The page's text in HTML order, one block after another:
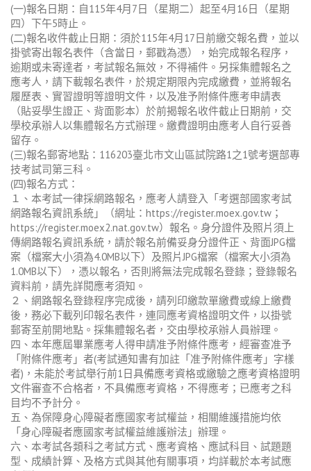
(一)報名日期：自115年4月7日（星期二）起至4月16日（星期
四）下午5時止。
(二)報名收件截止日期：須於115年4月17日前繳交報名費，並以
掛號寄出報名表件（含當日，郵戳為憑），始完成報名程序，
逾期或未寄達者，考試報名無效，不得補件。另採集體報名之
應考人，請下載報名表件，於規定期限內完成繳費，並將報名
履歷表、實習證明等證明文件，以及准予附條件應考申請表
（貼妥學生證正、背面影本）於前揭報名收件截止日期前，交
學校承辦人以集體報名方式辦理。繳費證明由應考人自行妥善
留存。
(三)報名郵寄地點：116203臺北市文山區試院路1之1號考選部專
技考試司第三科。
(四)報名方式：
１、本考試一律採網路報名，應考人請登入「考選部國家考試
網路報名資訊系統」（網址：https://register.moex.gov.tw；
https://register.moex2.nat.gov.tw）報名。身分證件及照片須上
傳網路報名資訊系統，請於報名前備妥身分證件正、背面JPG檔
案（檔案大小須為4.0MB以下）及照片JPG檔案（檔案大小須為
1.0MB以下），憑以報名，否則將無法完成報名登錄；登錄報名
資料前，請先詳閱應考須知。
２、網路報名登錄程序完成後，請列印繳款單繳費或線上繳費
後，務必下載列印報名表件，連同應考資格證明文件，以掛號
郵寄至前開地點。採集體報名者，交由學校承辦人員辦理。
四、本年應屆畢業應考人得申請准予附條件應考，經審查准予
「附條件應考」者(考試通知書有加註「准予附條件應考」字樣
者)，未能於考試舉行前1日具備應考資格或繳驗之應考資格證明
文件審查不合格者，不具備應考資格，不得應考；已應考之科
目均不予計分。
五、為保障身心障礙者應國家考試權益，相關維護措施均依
「身心障礙者應國家考試權益維護辦法」辦理。
六、本考試各類科之考試方式、應考資格、應試科目、試題題
型、成績計算、及格方式與其他有關事項，均詳載於本考試應